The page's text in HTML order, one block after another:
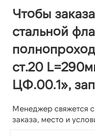
Чтобы
стальной
ст.20
ЦФ.00.1»,
Менеджер свяжется
заказа, место и